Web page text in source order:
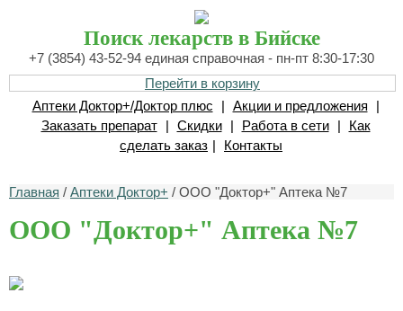
Поиск лекарств в Бийске
+7 (3854) 43-52-94 единая справочная - пн-пт 8:30-17:30
Перейти в корзину
Аптеки Доктор+/Доктор плюс
| Акции и предложения
|
Заказать препарат
| Скидки | Работа в сети |
Как
сделать заказ | Контакты
Главная / Аптеки Доктор+ / ООО "Доктор+" Аптека №7
ООО "Доктор+" Аптека №7